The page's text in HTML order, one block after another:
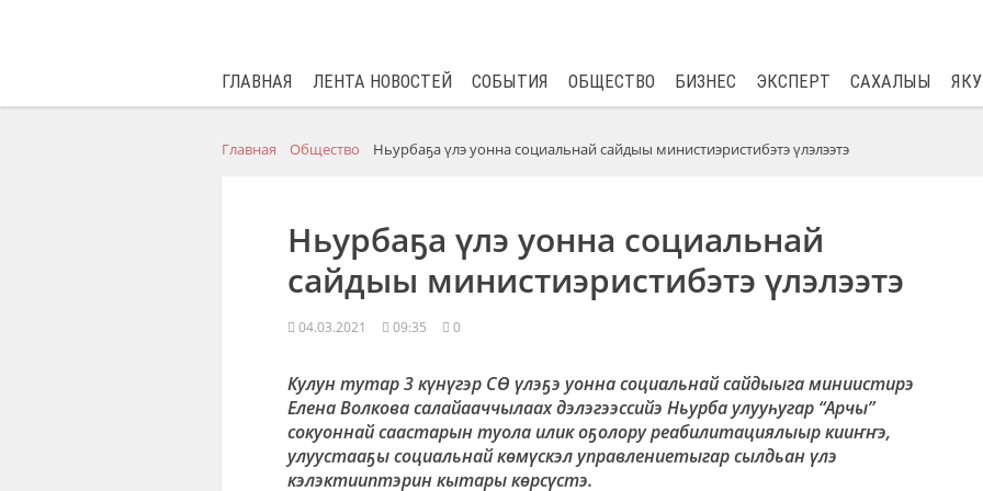
ГЛАВНАЯ ЛЕНТА НОВОСТЕЙ СОБЫТИЯ ОБЩЕСТВО БИЗНЕС ЭКСПЕРТ САХАЛЫЫ
Главная Общество Ньурбаҕа үлэ уонна социальнай сайдыы министиэристибэтэ үлэлээтэ
Ньурбаҕа үлэ уонна социальнай
сайдыы министиэристибэтэ үлэлээтэ
04.03.2021 09:35 0
Кулун тутар 3 күнүгэр СӨ үлэҕэ уонна социальнай сайдыыга миниистирэ
Елена Волкова салайааччылаах дэлэгээссийэ Ньурба улууһугар “Арчы”
сокуоннай саастарын туола илик оҕолору реабилитациялыыр кииҥҥэ,
улуустааҕы социальнай көмүскэл управлениетыгар сылдьан үлэ
кэлэктииптэрин кытары көрсүстэ.